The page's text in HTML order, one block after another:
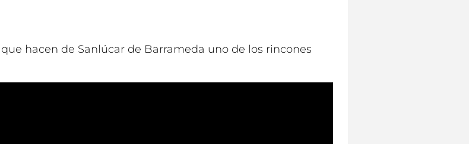
hacen de Sanlúcar de Barrameda uno de los rincones